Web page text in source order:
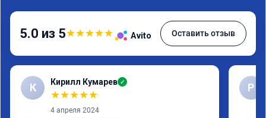
5.0 из 5★★★★★ Avito Оставить отзыв
К Кирилл Кумарев ✓
★★★★★
4 апреля 2024
Р